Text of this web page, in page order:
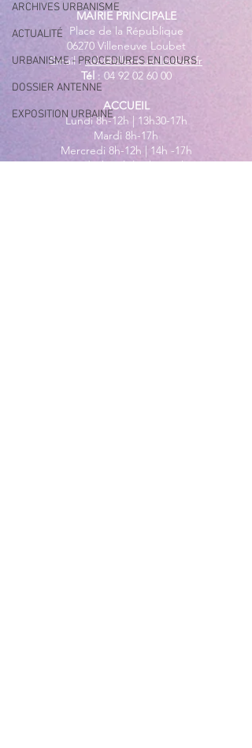
ARCHIVES URBANISME
ACTUALITÉ
URBANISME - PROCEDURES EN COURS
DOSSIER ANTENNE
EXPOSITION URBAINE
MAIRIE PRINCIPALE
Place de la République
06270 Villeneuve Loubet
Email :cab@villeneuveloubet.fr
Tél : 04 92 02 60 00
ACCUEIL
Lundi 8h-12h | 13h30-17h
Mardi 8h-17h
Mercredi 8h-12h | 14h -17h
Jeudi 8h-12h | 13h30-18h